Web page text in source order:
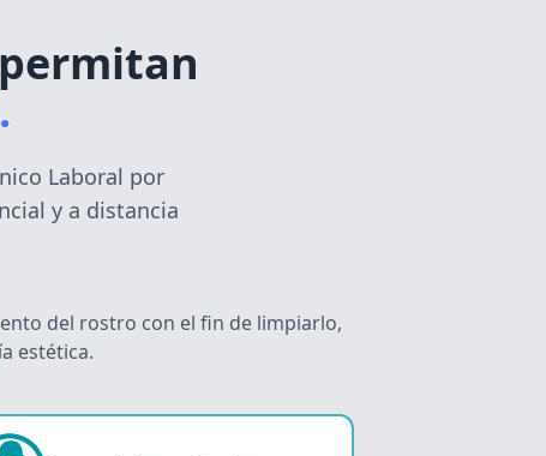
Laboral por
y a distancia
del rostro con el fin de limpiarlo,
estética.